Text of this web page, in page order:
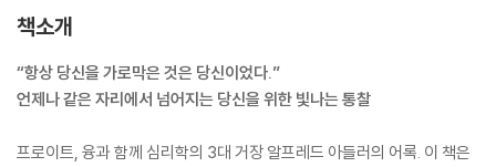
책소개
“항상 당신을 가로막은 것은 당신이었다.”
언제나 같은 자리에서 넘어지는 당신을 위한 빛나는 통찰
프로이트, 융과 함께 심리학의 3대 거장 알프레드 아들러의 어록. 이 책은